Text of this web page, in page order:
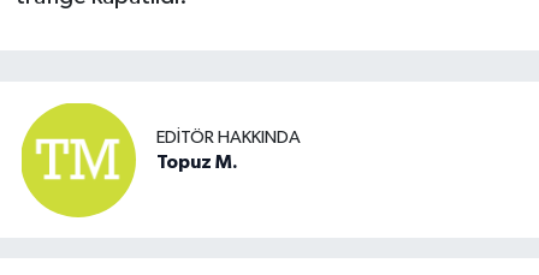
EDITÖR HAKKINDA
Topuz M.